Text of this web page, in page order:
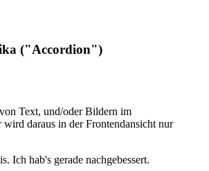
("Accordion")
Text, und/oder Bildern im
daraus in der Frontendansicht nur
Ich hab's gerade nachgebessert.